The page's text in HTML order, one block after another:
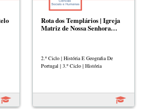
Rota dos Templários | Igreja
Matriz de Nossa Senhora…
2.º Ciclo | História E Geografia De
Portugal | 3.º Ciclo | História